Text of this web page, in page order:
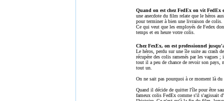
Quand on est chez FedEx on vit FedEx
une anecdote du film relate que le héros
pour terminer à bien une livraison de colis.
Ce qui veut que les employés de Fedex
temps et en heure votre colis.
Chez FexEx, on est professionnel
Le héros, perdu sur une île suite au crash
récupére des colis ramenés par les vagues
tout il a peu de chance de revoir son pays,
tout un.
On ne sait pas pourquoi à ce moment là
Quand il décide de quitter l'île pour être
fameux colis FedEx comme s'il s'agissait